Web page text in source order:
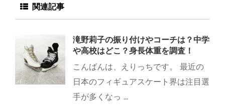
関連記事
滝野莉子の振り付けやコーチは？中学
や高校はどこ？身長体重を調査！
こんばんは、えりっちです。 最近の
日本のフィギュアスケート界は注目選
手が多くなっ ...